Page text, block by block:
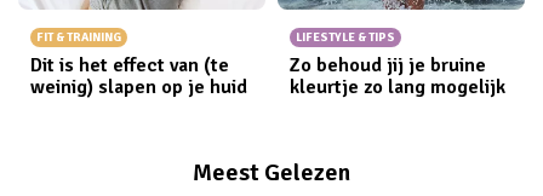
FIT & TRAINING
Dit is het effect van (te
weinig) slapen op je huid
LIFESTYLE & TIPS
Zo behoud jij je bruine
kleurtje zo lang mogelijk
Meest Gelezen